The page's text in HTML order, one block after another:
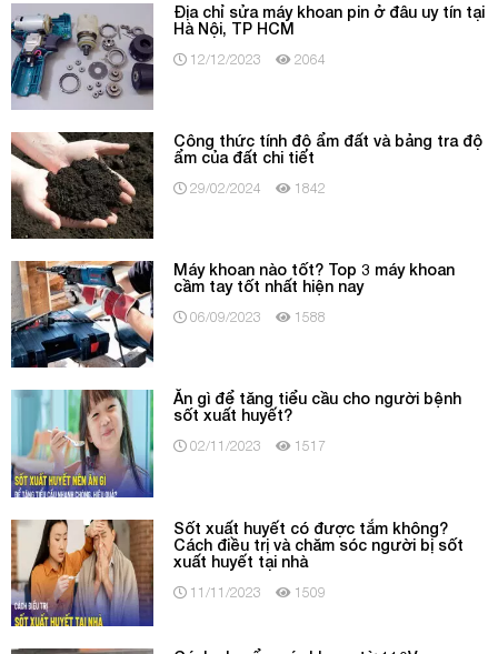
Địa chỉ sửa máy khoan pin ở đâu uy tín tại
Hà Nội, TP HCM
12/12/2023 2064
Công thức tính độ ẩm đất và bảng tra độ
ẩm của đất chi tiết
29/02/2024 1842
Máy khoan nào tốt? Top 3 máy khoan
cầm tay tốt nhất hiện nay
06/09/2023 1588
Ăn gì để tăng tiểu cầu cho người bệnh
sốt xuất huyết?
02/11/2023 1517
Sốt xuất huyết có được tắm không?
Cách điều trị và chăm sóc người bị sốt
xuất huyết tại nhà
11/11/2023 1509